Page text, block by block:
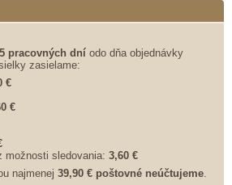
pracovných dní odo dňa objednávky
zasielame:
€
€
možnosti sledovania: 3,60 €
najmenej 39,90 € poštovné neúčtujeme.